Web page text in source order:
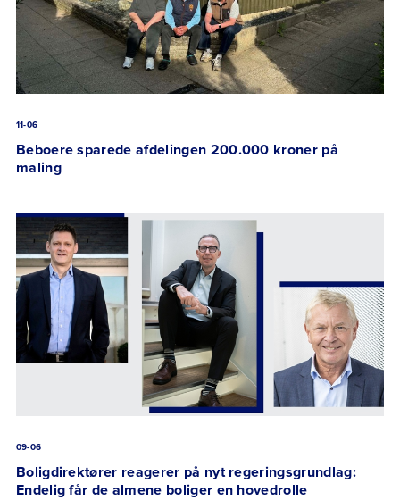
11-06
Beboere sparede afdelingen 200.000 kroner på
maling
09-06
Boligdirektører reagerer på nyt regeringsgrundlag:
Endelig får de almene boliger en hovedrolle